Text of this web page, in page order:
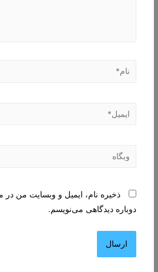
نام*
ایمیل*
وبگاه
ذخیره نام، ایمیل و وبسایت من در
دوباره دیدگاهی می‌نویسم.